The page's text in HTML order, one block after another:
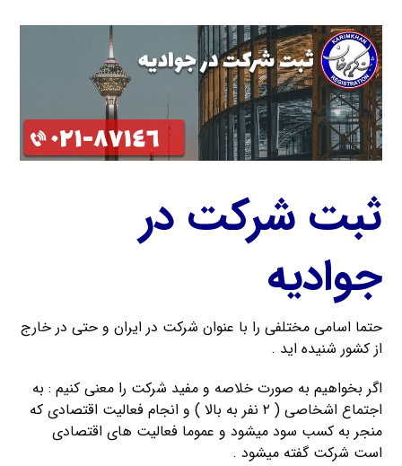
ثبت شرکت در
جوادیه
حتما اسامی مختلفی را با عنوان شرکت در ایران و حتی در خارج
از کشور شنیده اید .
اگر بخواهیم به صورت خلاصه و مفید شرکت را معنی کنیم : به
اجتماع اشخاصی ( ۲ نفر به بالا ) و انجام فعالیت اقتصادی که
منجر به کسب سود میشود و عموما فعالیت های اقتصادی
است شرکت گفته میشود .